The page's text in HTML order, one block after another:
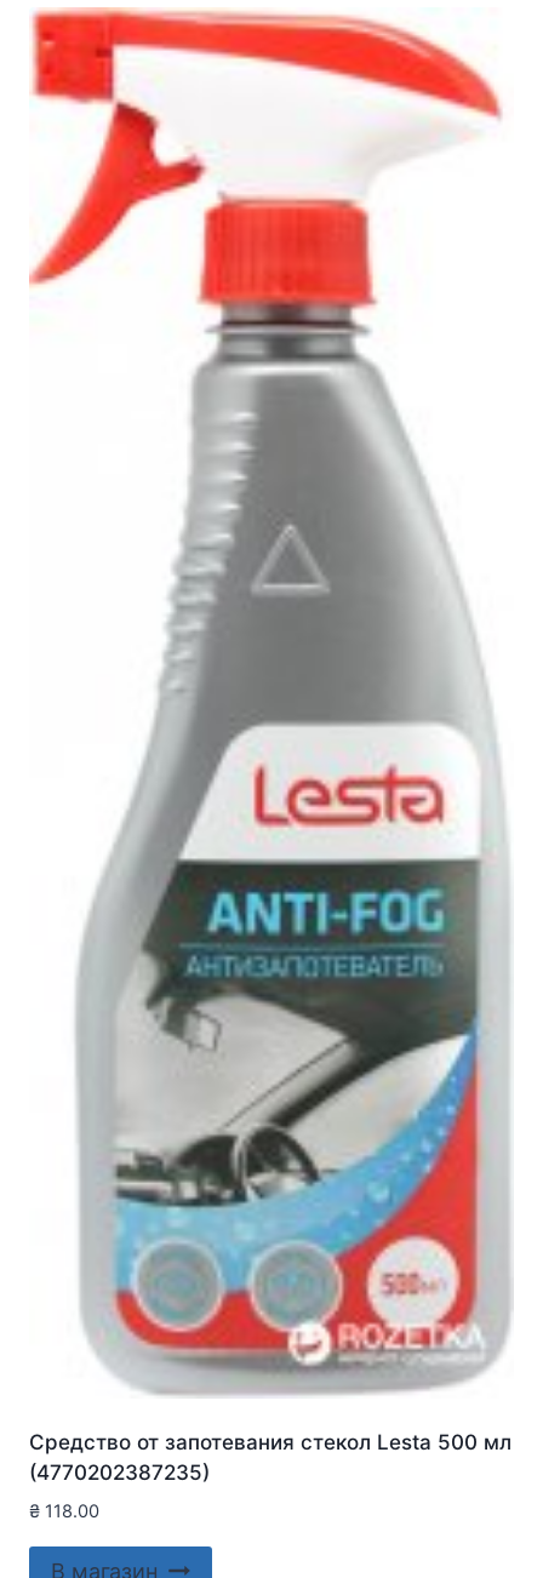
Средство от запотевания стекол Lesta 500 мл
(4770202387235)
₴ 118.00
В магазин